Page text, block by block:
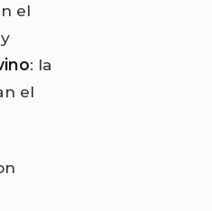
el
: la
el